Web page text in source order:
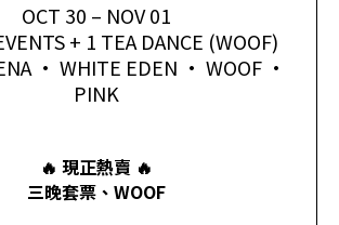
OCT 30 – NOV 01
+ 1 TEA DANCE (WOOF)
• WHITE EDEN • WOOF •
PINK
🔥 現正熱賣 🔥
三晚套票、WOOF